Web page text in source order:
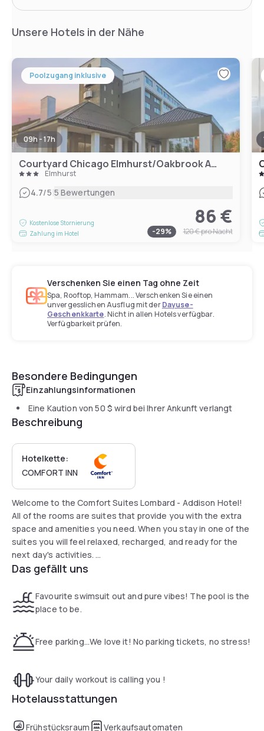
Unsere Hotels in der Nähe
Poolzugang inklusive
09h - 17h
Courtyard Chicago Elmhurst/Oakbrook Area
Elmhurst
4.7/5|5 Bewertungen
Kostenlose Stornierung
Zahlung im Hotel
86 €
-29% 120 €pro Nacht
Verschenken Sie einen Tag ohne Zeit
Spa, Rooftop, Hammam... Verschenken Sie einen
unvergesslichen Ausflug mit derDayuse-
Geschenkkarte. Nicht in allen Hotels verfügbar.
Verfügbarkeit prüfen.
Besondere Bedingungen
Einzahlungsinformationen
Eine Kaution von50 $ wird bei Ihrer Ankunft verlangt
Beschreibung
Hotelkette:
COMFORT INN
Welcome to the Comfort Suites Lombard - Addison Hotel!
All of the rooms are suites that provide you with the extra
space and amenities you need. When you stay in one of the
suites you will feel relaxed, recharged, and ready for the
next day's activities.
service for whatever needs you may have! Conveniently
located in the heart of Chicago’s western suburbs - less
the Chicago Loop, Midway Airport, and McCormick Place
Chicago, the hotel is the perfect place to stay whether on
Das gefällt uns
Favourite swimsuit out and pure vibes! The pool is the
place to be.
Free parking...We love it! No parking tickets, no stress!
Your daily workout is calling you !
Hotelausstattungen
Frühstücksraum Verkaufsautomaten